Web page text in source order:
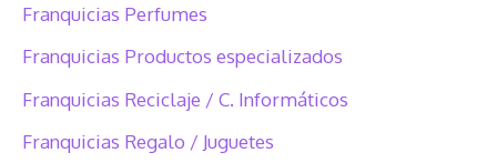
Franquicias Perfumes
Franquicias Productos especializados
Franquicias Reciclaje / C. Informáticos
Franquicias Regalo / Juguetes